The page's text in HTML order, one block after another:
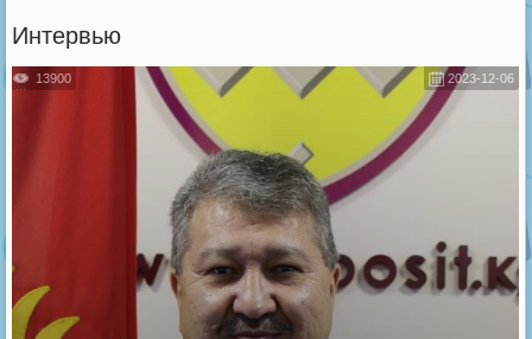
Интервью
2023-12-06
13900